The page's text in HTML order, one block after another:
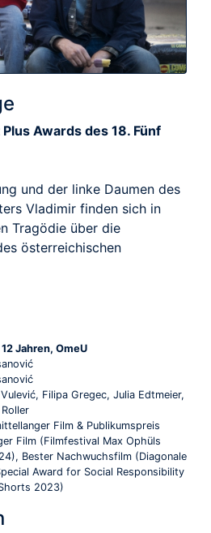
Awards des 18. Fünf
und der linke Daumen des
Vladimir finden sich in
Tragödie über die
österreichischen
Jahren, OmeU
Filipa Gregec, Julia Edtmeier,
Film & Publikumspreis
Film (Filmfestival Max Ophüls
Bester Nachwuchsfilm (Diagonale
Award for Social Responsibility
2023)